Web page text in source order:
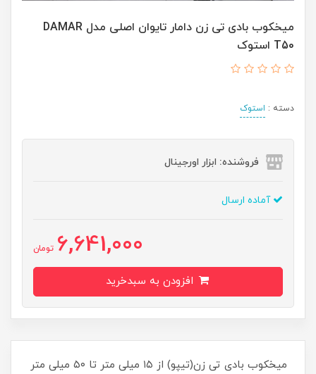
میخکوب بادی تی زن دامار تایوان اصلی مدل DAMAR
T50 استوک
دسته : استوک
فروشنده: ابزار اورجینال
آماده ارسال
6,641,000 تومان
میخکوب بادی تی زن(تیپو) از ۱۵ میلی متر تا ۵۰ میلی متر